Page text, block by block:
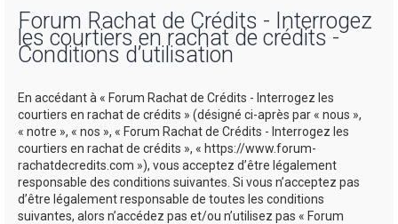
Forum Rachat de Crédits - Interrogez
les courtiers en rachat de crédits -
Conditions d’utilisation
En accédant à « Forum Rachat de Crédits - Interrogez les
courtiers en rachat de crédits » (désigné ci-après par « nous »,
« notre », « nos », « Forum Rachat de Crédits - Interrogez les
courtiers en rachat de crédits », « https://www.forum-
rachatdecredits.com »), vous acceptez d’être légalement
responsable des conditions suivantes. Si vous n’acceptez pas
d’être légalement responsable de toutes les conditions
suivantes, alors n’accédez pas et/ou n’utilisez pas « Forum